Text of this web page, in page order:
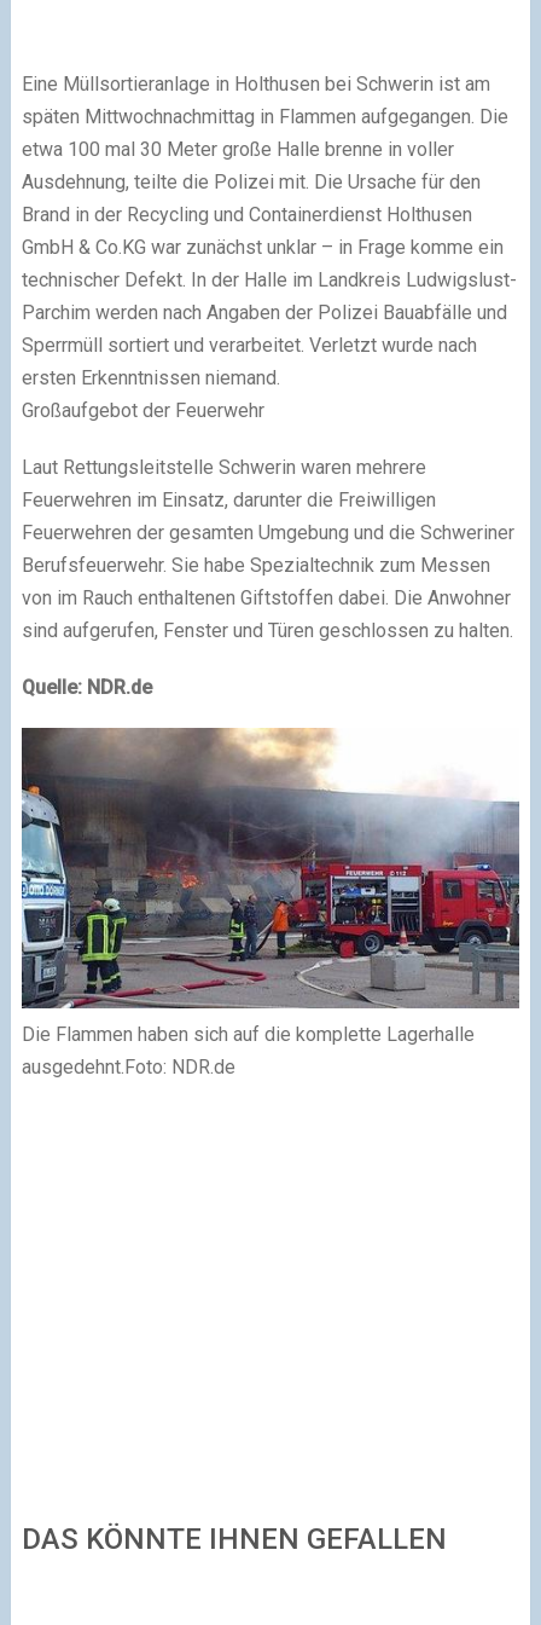
Eine Müllsortieranlage in Holthusen bei Schwerin ist am
späten Mittwochnachmittag in Flammen aufgegangen. Die
etwa 100 mal 30 Meter große Halle brenne in voller
Ausdehnung, teilte die Polizei mit. Die Ursache für den
Brand in der Recycling und Containerdienst Holthusen
GmbH & Co.KG war zunächst unklar – in Frage komme ein
technischer Defekt. In der Halle im Landkreis Ludwigslust-
Parchim werden nach Angaben der Polizei Bauabfälle und
Sperrmüll sortiert und verarbeitet. Verletzt wurde nach
ersten Erkenntnissen niemand.
Großaufgebot der Feuerwehr
Laut Rettungsleitstelle Schwerin waren mehrere
Feuerwehren im Einsatz, darunter die Freiwilligen
Feuerwehren der gesamten Umgebung und die Schweriner
Berufsfeuerwehr. Sie habe Spezialtechnik zum Messen
von im Rauch enthaltenen Giftstoffen dabei. Die Anwohner
sind aufgerufen, Fenster und Türen geschlossen zu halten.
Quelle: NDR.de
Die Flammen haben sich auf die komplette Lagerhalle
ausgedehnt.Foto: NDR.de
DAS KÖNNTE IHNEN GEFALLEN